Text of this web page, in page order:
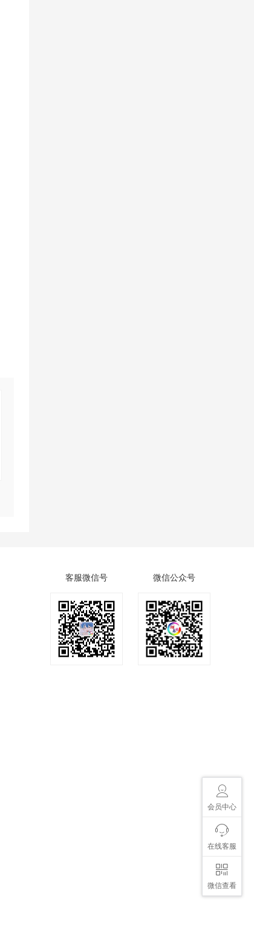
会员中心
在线客服
微信查看
微信公众号
客服微信号